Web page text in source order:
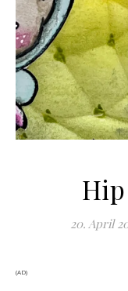
20. April
(AD)